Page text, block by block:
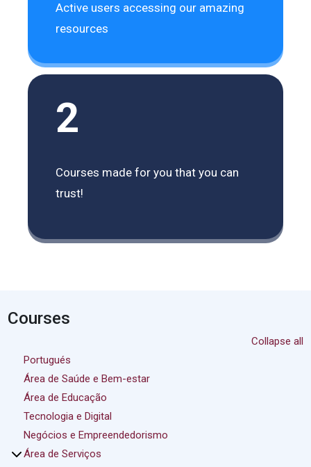
Active users accessing our amazing
resources
2
Courses made for you that you can
trust!
Courses
Collapse all
Portugués
Área de Saúde e Bem-estar
Área de Educação
Tecnologia e Digital
Negócios e Empreendedorismo
Área de Serviços